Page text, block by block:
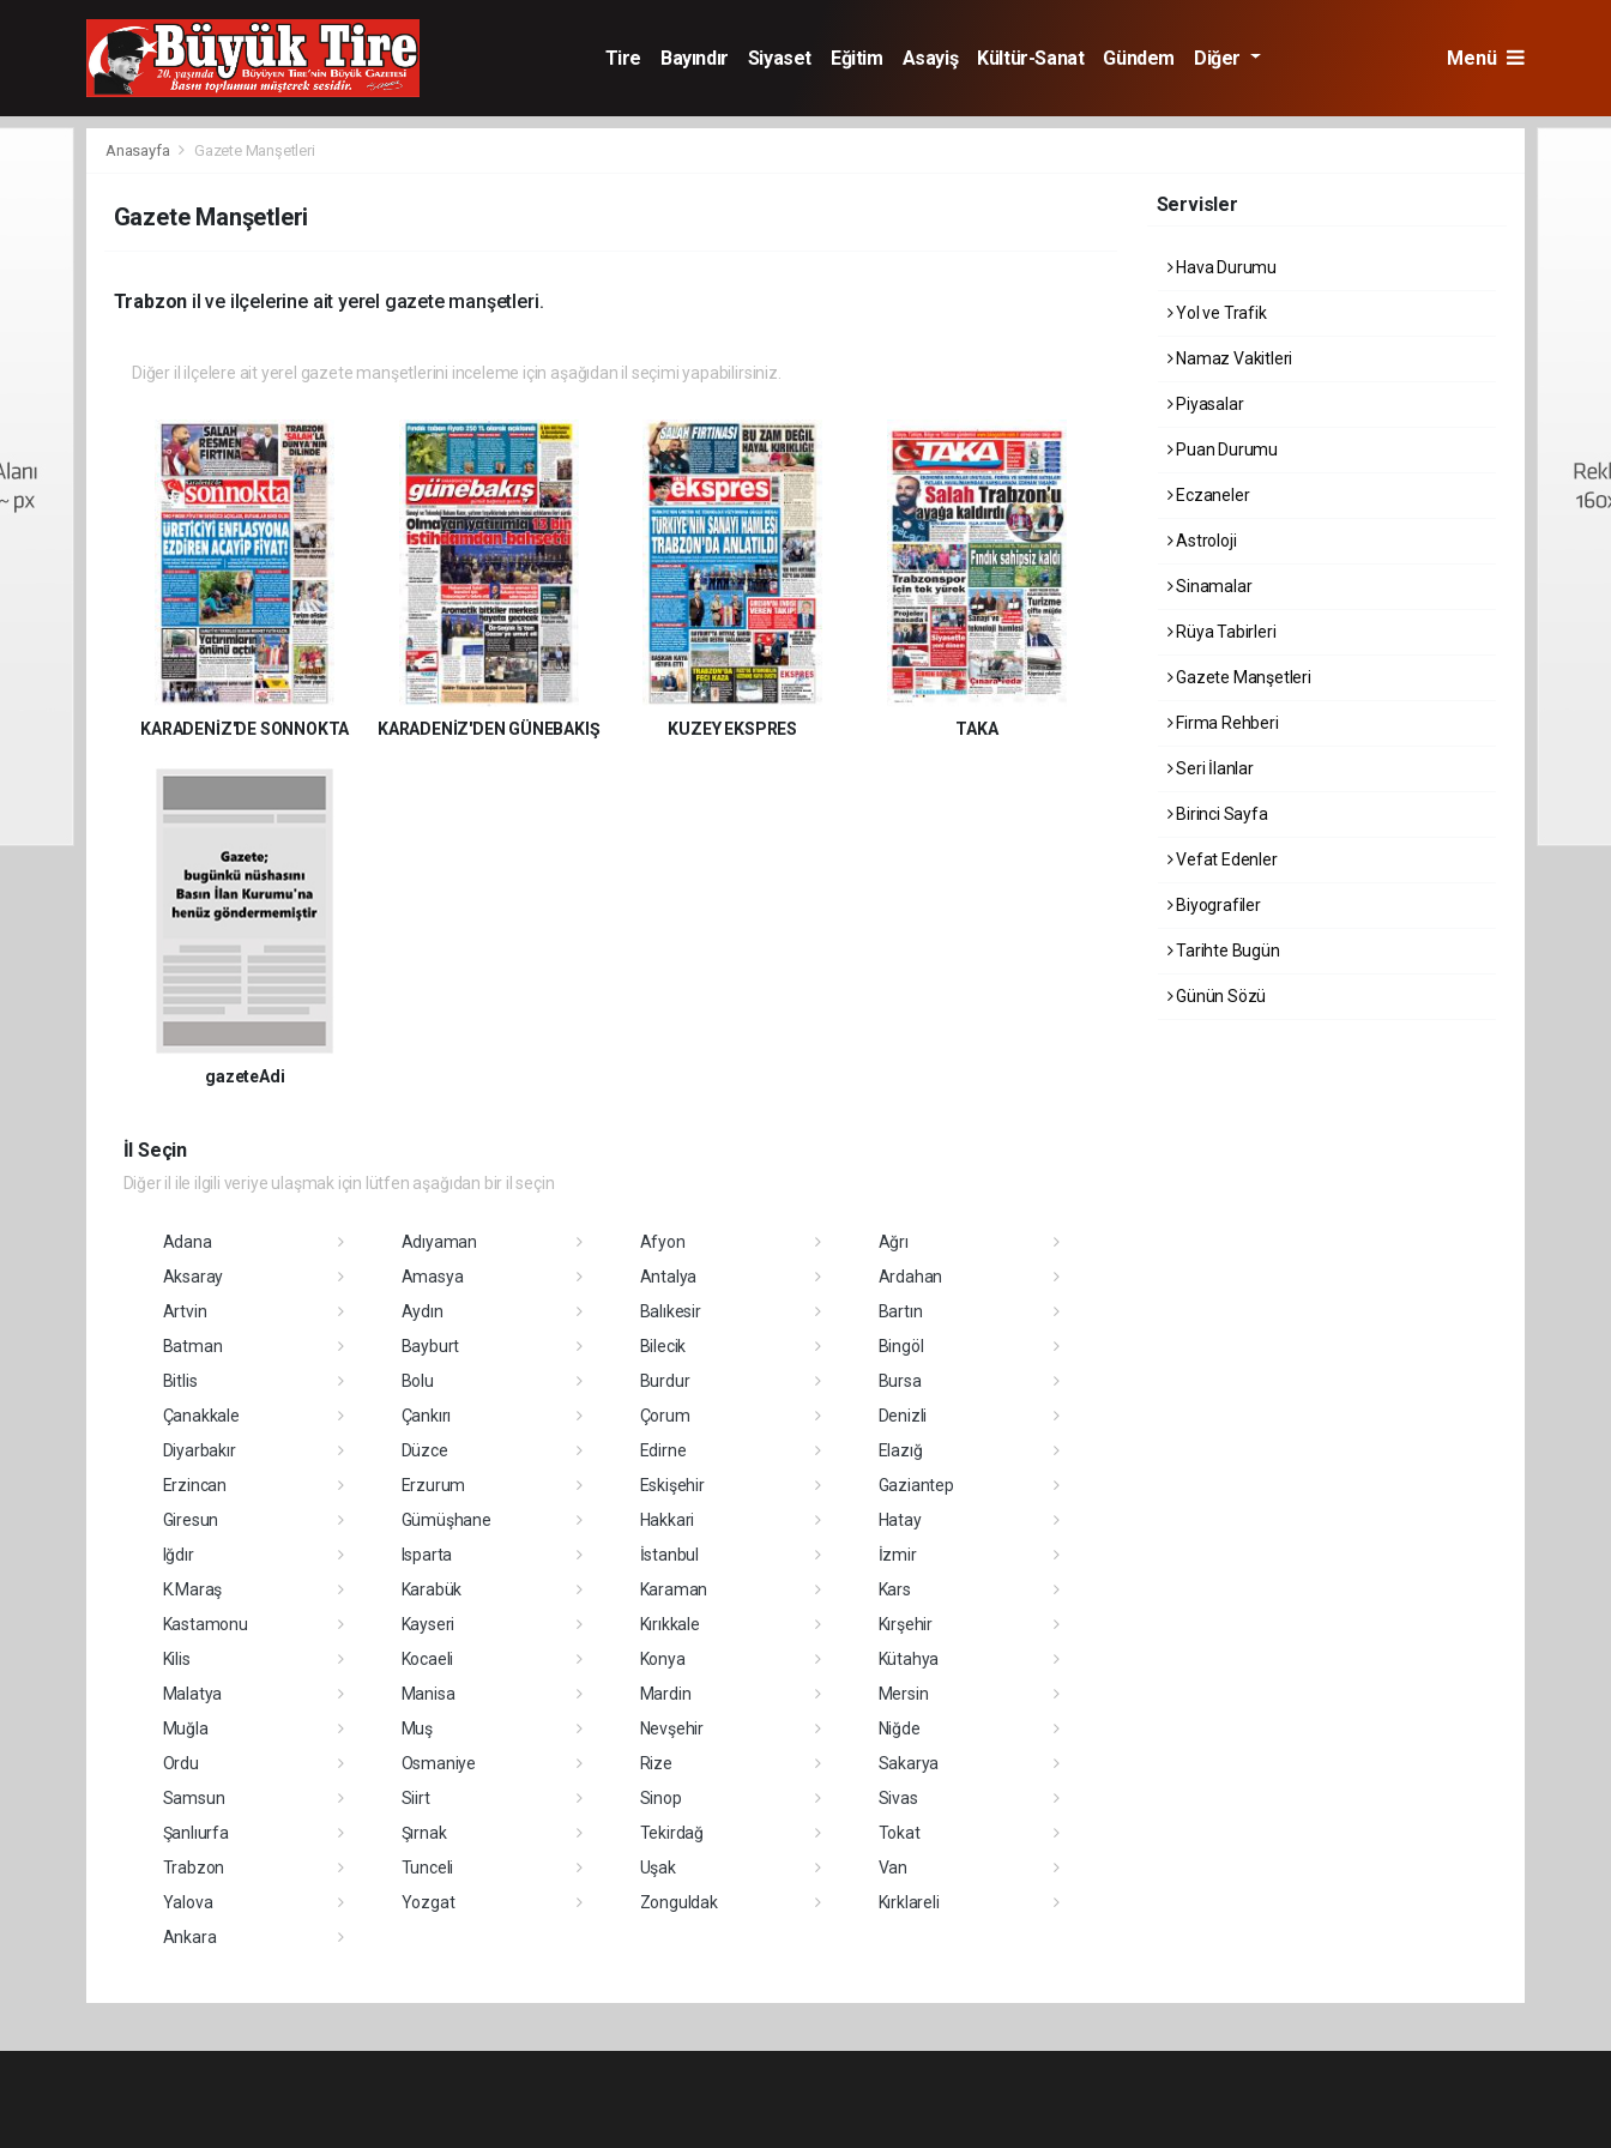
Tire Bayındır Siyaset Eğitim Asayiş Kültür-Sanat Gündem Diğer Menü
Anasayfa Gazete Manşetleri
Gazete Manşetleri
Trabzon il ve ilçelerine ait yerel gazete manşetleri.
Diğer il ilçelere ait yerel gazete manşetlerini inceleme için aşağıdan il seçimi yapabilirsiniz.
KARADENİZ'DE SONNOKTA KARADENİZ'DEN GÜNEBAKIŞ KUZEY EKSPRES TAKA
gazeteAdi
İl Seçin
Diğer il ile ilgili veriye ulaşmak için lütfen aşağıdan bir il seçin
Adana Adıyaman Afyon
Ağrı
Aksaray
Amasya Antalya
Ardahan
Artvin
Aydın Balıkesir
Bartın
Batman
Bayburt Bilecik
Bingöl
Bitlis
Bolu Burdur
Bursa
Çanakkale
Çankırı Çorum
Denizli
Diyarbakır
Düzce Edirne
Elazığ
Erzincan
Erzurum Eskişehir
Gaziantep
Giresun
Gümüşhane Hakkari
Hatay
Iğdır
Isparta İstanbul
İzmir
K.Maraş
Karabük Karaman
Kars
Kastamonu
Kayseri Kırıkkale
Kırşehir
Kilis
Kocaeli Konya
Kütahya
Malatya
Manisa Mardin
Mersin
Muğla
Muş Nevşehir
Niğde
Ordu
Osmaniye Rize
Sakarya
Samsun
Siirt Sinop
Sivas
Şanlıurfa
Şırnak Tekirdağ
Tokat
Trabzon
Tunceli Uşak
Van
Yalova
Yozgat Zonguldak
Kırklareli
Ankara
Servisler
Hava Durumu
Yol ve Trafik
Namaz Vakitleri
Piyasalar
Puan Durumu
Eczaneler
Astroloji
Sinamalar
Rüya Tabirleri
Gazete Manşetleri
Firma Rehberi
Seri İlanlar
Birinci Sayfa
Vefat Edenler
Biyografiler
Tarihte Bugün
Günün Sözü